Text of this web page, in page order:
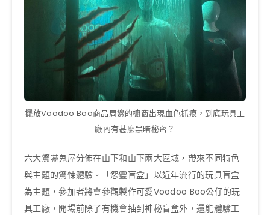
擺放Voodoo Boo商品周邊的櫥窗出現血色抓痕，到底玩具工
廠內有甚麼黑暗秘密？
六大驚嚇鬼屋分佈在山下和山下兩大區域，帶來不同特色
與主題的驚悚體驗。「怨靈盲盒」以近年流行的玩具盲盒
為主題，參加者將會參觀製作可愛Voodoo Boo公仔的玩
具工廠，開場前除了有機會抽到神秘盲盒外，還能體驗工